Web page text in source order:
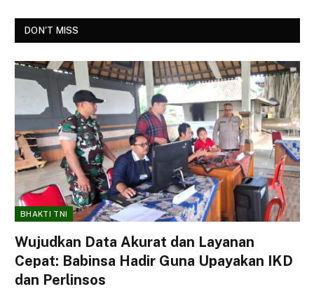
DON'T MISS
BHAKTI TNI
Wujudkan Data Akurat dan Layanan
Cepat: Babinsa Hadir Guna Upayakan IKD
dan Perlinsos